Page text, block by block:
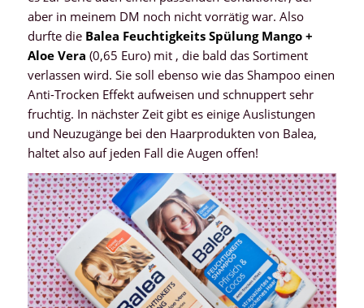
aber in meinem DM noch nicht vorrätig war. Also
durfte die Balea Feuchtigkeits Spülung Mango +
Aloe Vera (0,65 Euro) mit , die bald das Sortiment
verlassen wird. Sie soll ebenso wie das Shampoo einen
Anti-Trocken Effekt aufweisen und schnuppert sehr
fruchtig. In nächster Zeit gibt es einige Auslistungen
und Neuzugänge bei den Haarprodukten von Balea,
haltet also auf jeden Fall die Augen offen!